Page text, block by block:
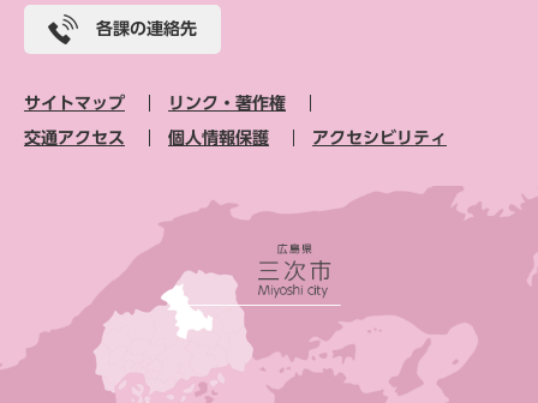
各課の連絡先
サイトマップ リンク・著作権
交通アクセス 個人情報保護 アクセシビリティ